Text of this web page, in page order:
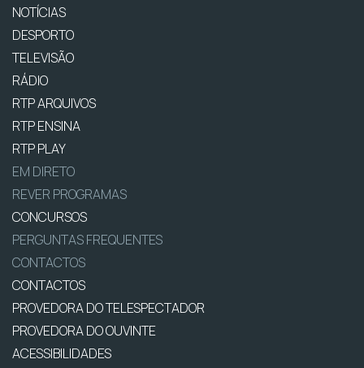
NOTÍCIAS
DESPORTO
TELEVISÃO
RÁDIO
RTP ARQUIVOS
RTP ENSINA
RTP PLAY
EM DIRETO
REVER PROGRAMAS
CONCURSOS
PERGUNTAS FREQUENTES
CONTACTOS
CONTACTOS
PROVEDORA DO TELESPECTADOR
PROVEDORA DO OUVINTE
ACESSIBILIDADES